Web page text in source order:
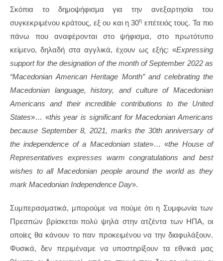
Σκόπια το δημοψήφισμα για την ανεξαρτησία του
συγκεκριμένου κράτους, εξ ου και η 30η επέτειός τους. Τα πιο
πάνω που αναφέρονται στο ψήφισμα, στο πρωτότυπο
κείμενο, δηλαδή στα αγγλικά, έχουν ως εξής: «Expressing
support for the designation of the month of September 2022 as
“Macedonian American Heritage Month” and celebrating the
Macedonian language, history, and culture of Macedonian
Americans and their incredible contributions to the United
States»… «this year is significant for Macedonian Americans
because September 8, 2021, marks the 30th anniversary of
the independence of a Macedonian state»… «the House of
Representatives expresses warm congratulations and best
wishes to all Macedonian people around the world as they
mark Macedonian Independence Day».
Συμπερασματικά, μπορούμε να πούμε ότι η Συμφωνία των
Πρεσπών βρίσκεται πολύ ψηλά στην ατζέντα των ΗΠΑ, οι
οποίες θα κάνουν το παν προκειμένου να την διαφυλάξουν.
Φυσικά, δεν περιμέναμε να υποστηρίξουν τα εθνικά μας